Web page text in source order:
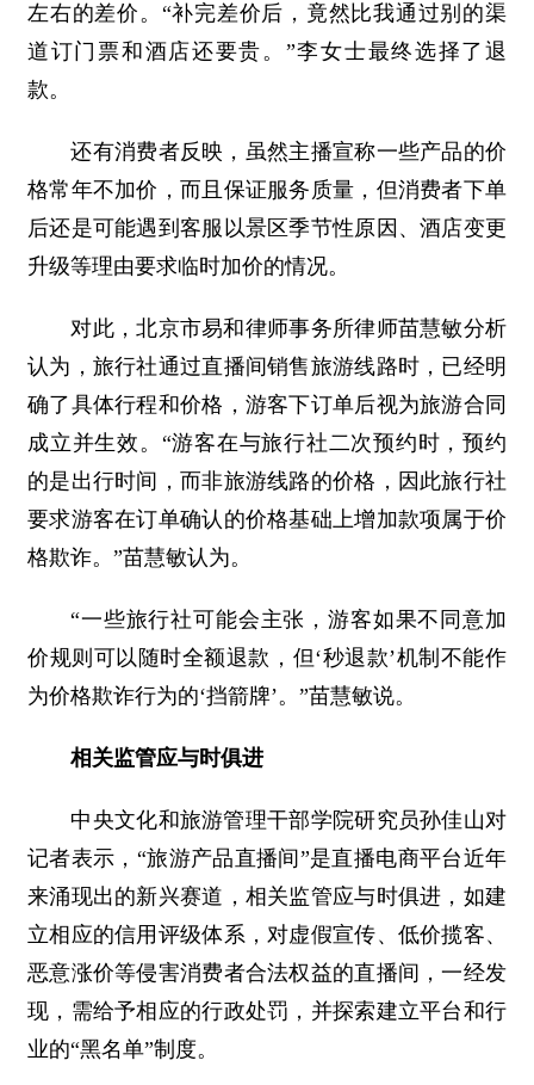
左右的差价。“补完差价后，竟然比我通过别的渠
道订门票和酒店还要贵。”李女士最终选择了退
款。
还有消费者反映，虽然主播宣称一些产品的价
格常年不加价，而且保证服务质量，但消费者下单
后还是可能遇到客服以景区季节性原因、酒店变更
升级等理由要求临时加价的情况。
对此，北京市易和律师事务所律师苗慧敏分析
认为，旅行社通过直播间销售旅游线路时，已经明
确了具体行程和价格，游客下订单后视为旅游合同
成立并生效。“游客在与旅行社二次预约时，预约
的是出行时间，而非旅游线路的价格，因此旅行社
要求游客在订单确认的价格基础上增加款项属于价
格欺诈。”苗慧敏认为。
“一些旅行社可能会主张，游客如果不同意加
价规则可以随时全额退款，但‘秒退款’机制不能作
为价格欺诈行为的‘挡箭牌’。”苗慧敏说。
相关监管应与时俱进
中央文化和旅游管理干部学院研究员孙佳山对
记者表示，“旅游产品直播间”是直播电商平台近年
来涌现出的新兴赛道，相关监管应与时俱进，如建
立相应的信用评级体系，对虚假宣传、低价揽客、
恶意涨价等侵害消费者合法权益的直播间，一经发
现，需给予相应的行政处罚，并探索建立平台和行
业的“黑名单”制度。